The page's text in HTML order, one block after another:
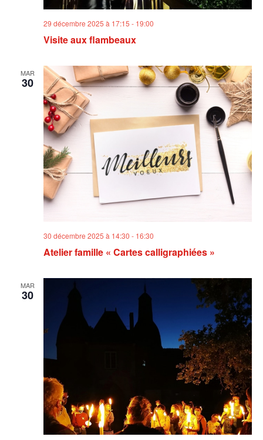
Visite aux flambeaux
29 décembre 2025 à 17:15 - 19:00
MAR
30
Atelier famille « Cartes calligraphiées »
30 décembre 2025 à 14:30 - 16:30
MAR
30